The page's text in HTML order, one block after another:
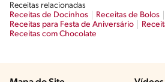
Receitas relacionadas
Receitas de Docinhos
Receitas de Bolos
Receitas para Festa de Aniversário
Receitas com Chocolate